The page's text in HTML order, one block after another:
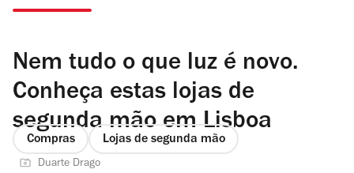
Nem tudo o que luz é novo.
Conheça estas lojas de
segunda mão em Lisboa
Compras Lojas de segunda mão
Duarte Drago